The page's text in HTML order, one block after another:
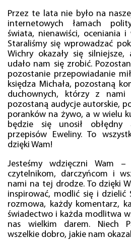
Przez te lata nie było na
internetowych łamach
świata, nienawiści, oceniania i
Staraliśmy się wprowadzać
Wichry okazały się
udało nam się zrobić.
pozostanie przepowiadanie
księdza Michała, pozostaną
duchownych, którzy z nami
pozostaną audycje autorskie,
poranków na żywo, a w wielu
będzie się unosił obłędny
przepisów Eweliny. To
dzięki Wam!
Jesteśmy wdzięczni Wam –
czytelnikom, darczyńcom i
nami na tej drodze. To dzięki
inspirować, modlić się i dzielić
rozmowa, każdy komentarz,
świadectwo i każda modlitwa
nas wielkim darem. Niech
wszelkie dobro, jakie nam